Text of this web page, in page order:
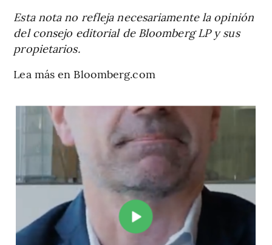
Esta nota no refleja necesariamente la opinión
del consejo editorial de Bloomberg LP y sus
propietarios.
Lea más en Bloomberg.com